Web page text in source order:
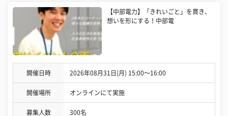
【中部電力】「きれいごと」を貫き、
想いを形にする！中部電
開催日時 2026年08月31日(月) 15:00〜16:00
開催場所 オンラインにて実施
募集人数 300名